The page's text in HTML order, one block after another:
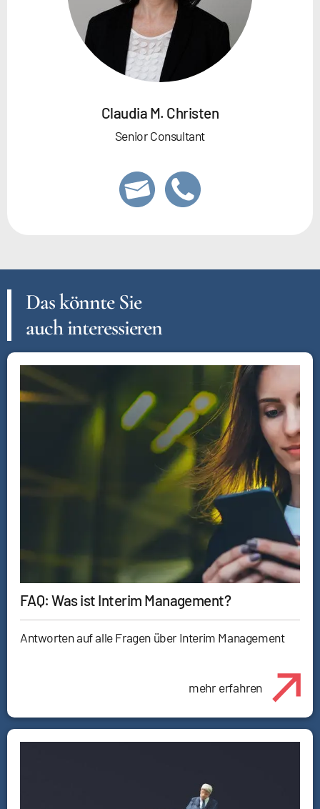
Claudia M. Christen
Senior Consultant
Das könnte Sie
auch interessieren
FAQ: Was ist Interim Management?
Antworten auf alle Fragen über Interim Management
mehr erfahren